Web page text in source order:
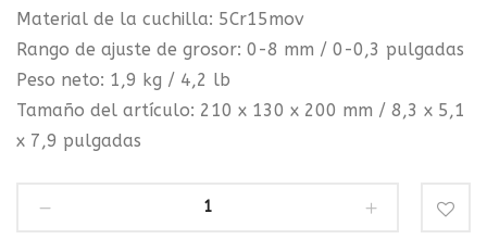
Material de la cuchilla: 5Cr15mov
Rango de ajuste de grosor: 0-8 mm / 0-0,3 pulgadas
Peso neto: 1,9 kg / 4,2 lb
Tamaño del artículo: 210 x 130 x 200 mm / 8,3 x 5,1
x 7,9 pulgadas